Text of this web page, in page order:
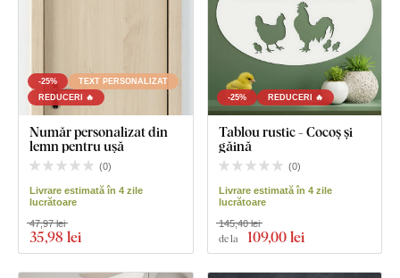
-25%
TEXT PERSONALIZAT
REDUCERI 🔥
Număr personalizat din
lemn pentru ușă
(0)
Livrare estimată în 4 zile
lucrătoare
35,98 lei
47,97 lei
-25% REDUCERI 🔥
Tablou rustic - Cocoș și
găină
(0)
Livrare estimată în 4 zile
lucrătoare
de la 109,00 lei
145,40 lei